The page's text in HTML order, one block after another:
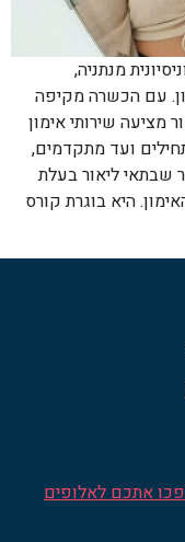
מנתניה,
עם הכשרה מקיפה
מציעה שירותי אימון
ועד מתקדמים,
שבתאי ליאור בעלת
היא בוגרת קורס